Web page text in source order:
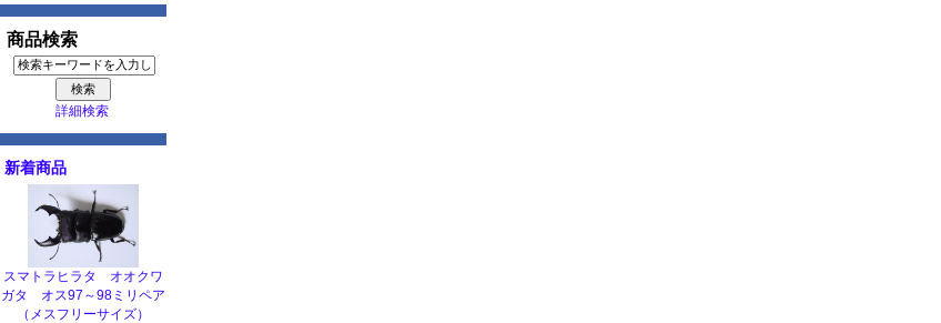
商品検索
詳細検索
新着商品
スマトラヒラタ オオクワ
ガタ オス97～98ミリペア
（メスフリーサイズ）